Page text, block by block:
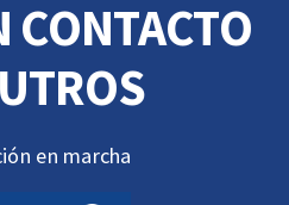
CONTACTO
en marcha